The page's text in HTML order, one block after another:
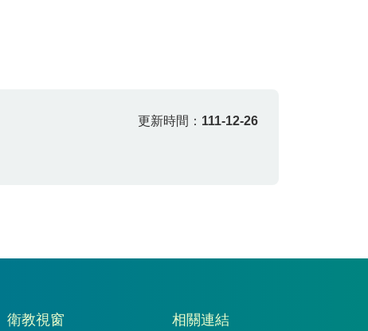
更新時間： 111-12-26
衛教視窗 相關連結